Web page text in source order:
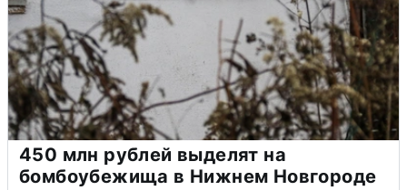
450 млн рублей выделят на
бомбоубежища в Нижнем Новгороде